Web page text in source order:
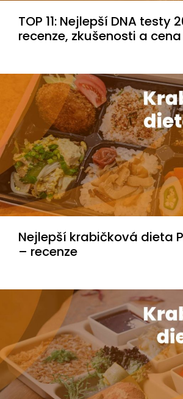
TOP 11: Nejlepší DNA testy
recenze, zkušenosti a cena
Nejlepší krabičková dieta
– recenze